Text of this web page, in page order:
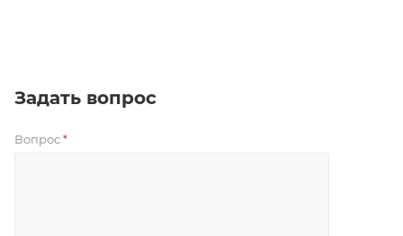
Задать вопрос
Вопрос *